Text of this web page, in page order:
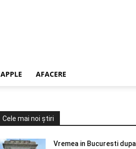
APPLE AFACERE
Cele mai noi știri
Vremea in Bucuresti dupa